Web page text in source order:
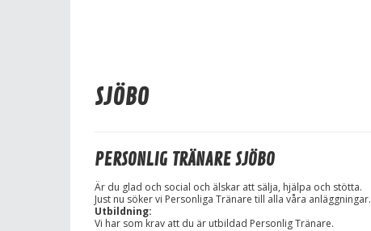
SJÖBO
PERSONLIG TRÄNARE SJÖBO
Är du glad och social och älskar att sälja, hjälpa och stötta.
Just nu söker vi Personliga Tränare till alla våra anläggningar.
Utbildning:
Vi har som krav att du är utbildad Personlig Tränare.